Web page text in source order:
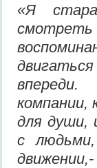
«Я
впереди.
компании,
для души,
с
движении,-